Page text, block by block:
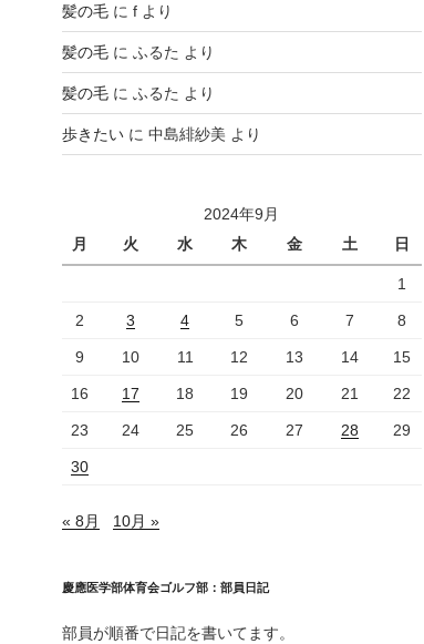
髪の毛に fより
髪の毛に ふるた より
髪の毛に ふるた より
歩きたいに 中島緋紗美 より
2024年9月
月
火 水 木 金 土 日
1
2 3 4 5 6 7 8
9 10 11 12 13 14 15
16 17 18 19 20 21 22
23 24 25 26 27 28 29
30
« 8月 10月 »
慶應医学部体育会ゴルフ部：部員日記
部員が順番で日記を書いてます。